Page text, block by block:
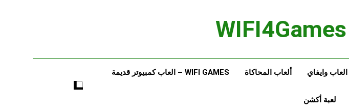
ألعاب المحاكاة WIFI GAMES​ – العاب كمبيوتر قديمة​
لعبة أكشن